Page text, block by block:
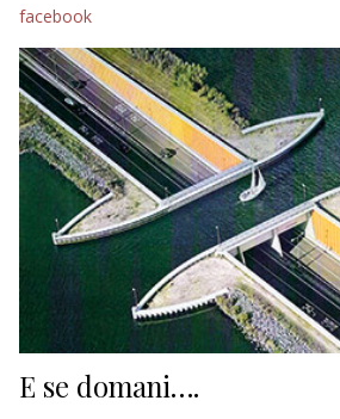
NAUTICA
EDITORIALI
facebook
E se domani….